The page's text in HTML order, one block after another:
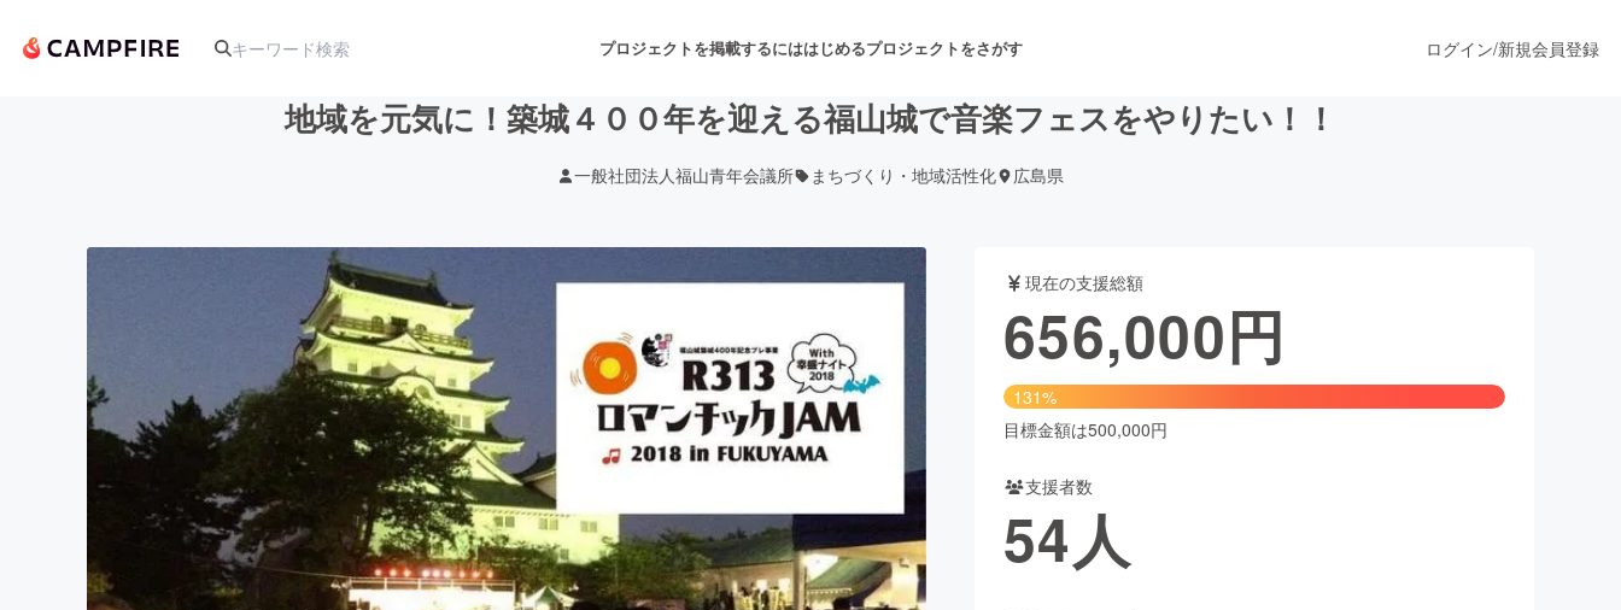
プロジェクトを掲載するにははじめるプロジェクトをさがす
アート・写真 舞台・パフォーマンス
テクノロジー・ガジェット ゲーム・サービス開発 ファッション
映像・映画 書籍・雑誌出版
ビジネス・起業 ビューティー・ヘルスケア
まちづくり・地域活性化
ログイン/新規会員登録
地域を元気に！築城４００年を迎える福山城で音楽フェスをやりたい！！
一般社団法人福山青年会議所 まちづくり・地域活性化 広島県
現在の支援総額
656,000円
131%
目標金額は500,000円
支援者数
54人